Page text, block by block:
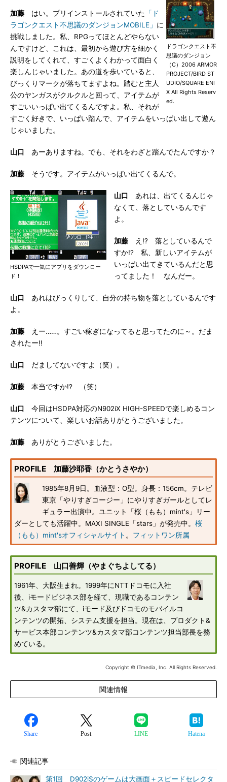
ドラゴンクエスト不
思議のダンジョン
（C）2006 ARMOR
PROJECT/BIRD ST
UDIO/SQUARE ENI
X All Rights Reserv
ed.
加藤 はい。プリインストールされていた 「ド
ラゴンクエスト不思議のダンジョンMOBILE」 に
挑戦しました。私、RPGってほとんどやらない
んですけど、これは、最初から遊び方を細かく
説明をしてくれて、すごくよくわかって面白く
楽しんじゃいました。あの道を歩いていると、
びっくりマークが落ちてますよね。踏むと主人
公のヤンガスがクルクルと回って、アイテムが
すごいいっぱい出てくるんですよ。私、それが
すごく好きで、いっぱい踏んで、アイテムをいっぱい出して遊ん
じゃいました。
山口 あーありますね。でも、それをわざと踏んでたんですか？
加藤 そうです。アイテムがいっぱい出てくるんで。
HSDPAで一気にアプリをダウンロー
ド！
山口
あれは、出てくるんじゃ
なくて、落としているんです
よ。
加藤 え!? 落としているんで
すか!? 私、新しいアイテムが
いっぱい出てきているんだと思
ってました！ なんだー。
山口
あれはびっくりして、自分の持ち物を落としているんです
よ。
加藤 えー……。すごい稼ぎになってると思ってたのに～。だま
されたー!!
山口 だましてないですよ（笑）。
加藤 本当ですか!? （笑）
山口
今回はHSDPA対応のN902iX HIGH-SPEEDで楽しめるコン
テンツについて、楽しいお話ありがとうございました。
加藤 ありがとうございました。
PROFILE 加藤沙耶香（かとうさやか）
1985年8月9日。血液型：O型。身長：156cm。テレビ
東京「やりすぎコージー」にやりすぎガールとしてレ
ギュラー出演中。ユニット「桜（もも）mint's」リー
ダーとしても活躍中。MAXI SINGLE「stars」が発売中。 桜
（もも）mint'sオフィシャルサイト 。 フィットワン所属
PROFILE 山口善輝（やまぐちよしてる）
1961年、大阪生まれ。1999年にNTTドコモに入社
後、iモードビジネス部を経て、現職であるコンテン
ツ&カスタマ部にて、iモード及びドコモのモバイルコ
ンテンツの開拓、システム支援を担当。現在は、プロダクト&
サービス本部コンテンツ&カスタマ部コンテンツ担当部長を務
めている。
Copyright © ITmedia, Inc. All Rights Reserved.
関連情報
Share Post LINE Hatena
関連記事
第1回 D902iSのゲームは大画面＋スピードセレクタ